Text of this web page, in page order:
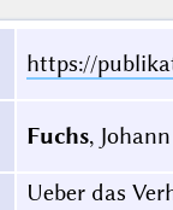
https://
Fuchs,
Ueber das